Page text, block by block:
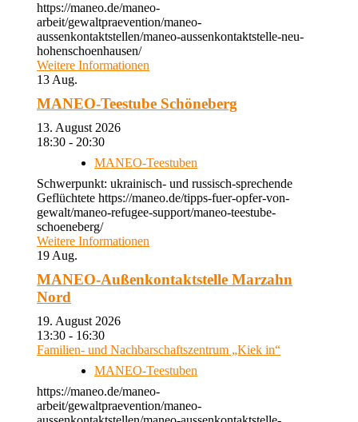
https://maneo.de/maneo-
arbeit/gewaltpraevention/maneo-
aussenkontaktstellen/maneo-aussenkontaktstelle-neu-
hohenschoenhausen/
Weitere Informationen
13 Aug.
MANEO-Teestube Schöneberg
13. August 2026
18:30 - 20:30
MANEO-Teestuben
Schwerpunkt: ukrainisch- und russisch-sprechende
Geflüchtete https://maneo.de/tipps-fuer-opfer-von-
gewalt/maneo-refugee-support/maneo-teestube-
schoeneberg/
Weitere Informationen
19 Aug.
MANEO-Außenkontaktstelle Marzahn
Nord
19. August 2026
13:30 - 16:30
Familien- und Nachbarschaftszentrum „Kiek in“
MANEO-Teestuben
https://maneo.de/maneo-
arbeit/gewaltpraevention/maneo-